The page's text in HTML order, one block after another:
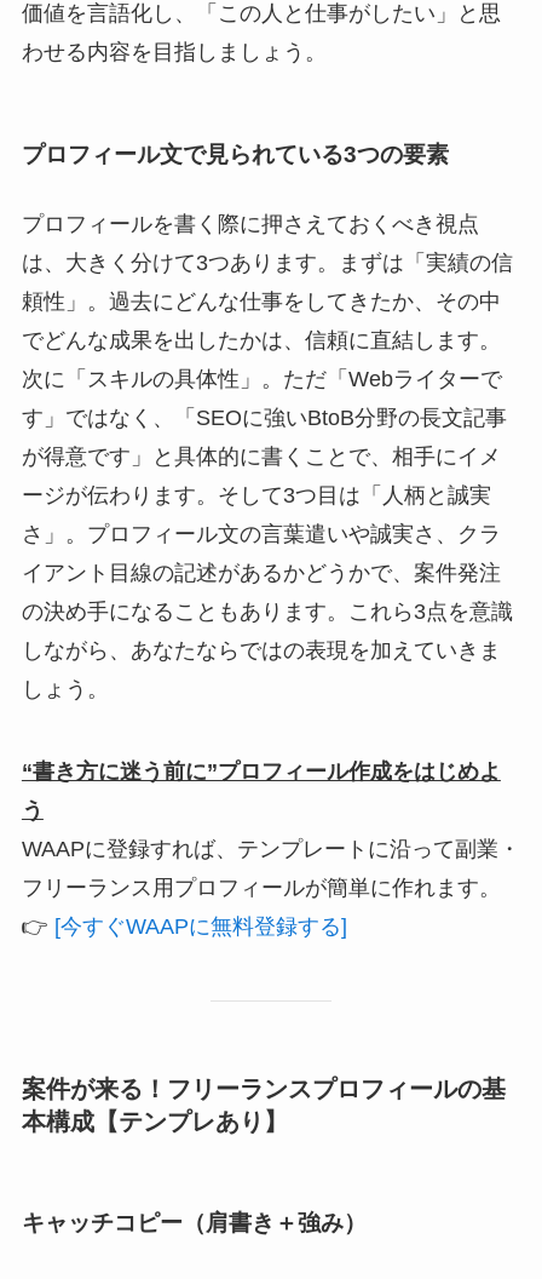
価値を言語化し、「この人と仕事がしたい」と思
わせる内容を目指しましょう。
プロフィール文で見られている3つの要素
プロフィールを書く際に押さえておくべき視点
は、大きく分けて3つあります。まずは「実績の信
頼性」。過去にどんな仕事をしてきたか、その中
でどんな成果を出したかは、信頼に直結します。
次に「スキルの具体性」。ただ「Webライターで
す」ではなく、「SEOに強いBtoB分野の長文記事
が得意です」と具体的に書くことで、相手にイメ
ージが伝わります。そして3つ目は「人柄と誠実
さ」。プロフィール文の言葉遣いや誠実さ、クラ
イアント目線の記述があるかどうかで、案件発注
の決め手になることもあります。これら3点を意識
しながら、あなたならではの表現を加えていきま
しょう。
“書き方に迷う前に”プロフィール作成をはじめよ
う
WAAPに登録すれば、テンプレートに沿って副業・
フリーランス用プロフィールが簡単に作れます。
👉 [今すぐWAAPに無料登録する]
案件が来る！フリーランスプロフィールの基
本構成【テンプレあり】
キャッチコピー（肩書き＋強み）